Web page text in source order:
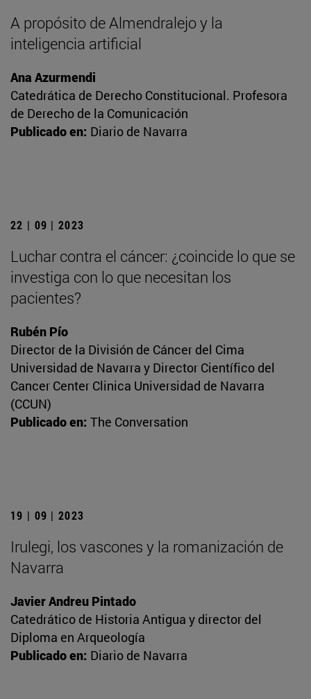
A propósito de Almendralejo y la
inteligencia artificial
Ana Azurmendi
Catedrática de Derecho Constitucional. Profesora
de Derecho de la Comunicación
Publicado en: Diario de Navarra
22 | 09 | 2023
Luchar contra el cáncer: ¿coincide lo que se
investiga con lo que necesitan los
pacientes?
Rubén Pío
Director de la División de Cáncer del Cima
Universidad de Navarra y Director Científico del
Cancer Center Clinica Universidad de Navarra
(CCUN)
Publicado en: The Conversation
19 | 09 | 2023
Irulegi, los vascones y la romanización de
Navarra
Javier Andreu Pintado
Catedrático de Historia Antigua y director del
Diploma en Arqueología
Publicado en: Diario de Navarra